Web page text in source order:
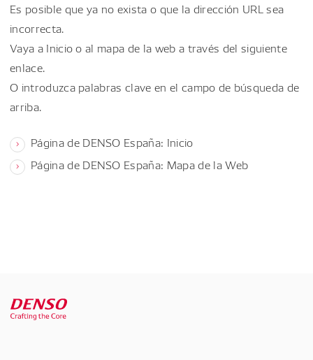
Es posible que ya no exista o que la dirección URL sea
incorrecta.
Vaya a Inicio o al mapa de la web a través del siguiente
enlace.
O introduzca palabras clave en el campo de búsqueda de
arriba.
Página de DENSO España: Inicio
Página de DENSO España: Mapa de la Web